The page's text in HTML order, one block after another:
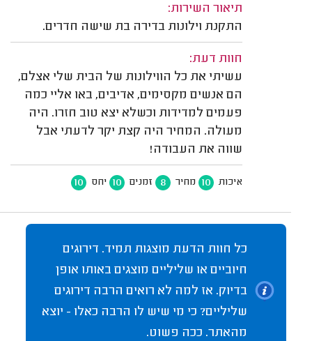
תיאור השירות:
התקנת וילונות בדירה בת שישה חדרים.
חוות דעת:
עשיתי את כל הווילונות של הבית שלי אצלם,
הם אנשים מקסימים, אדיבים, באו אליי כמה
פעמים למדידות וכשלא יצא טוב חזרו. היה
מעולה. המחיר היה קצת יקר לדעתי אבל
שווה את העבודה!
איכות 10 מחיר 8 זמנים 10 יחס 10
כל חוות הדעת מוצגות תמיד. דירוגים
חיוביים או שליליים מוצגים באותו אופן
בדיוק. אז למה לא רואים הרבה דירוגים
שליליים? כי מי שיש לו הרבה כאלו - יוצא
מהאתר. ככה פשוט.